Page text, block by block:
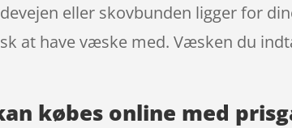
eller skovbunden ligger for
at have væske med. Væsken du
købes online med